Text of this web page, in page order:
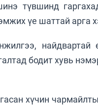
түвшинд
үе шаттай арга
найдвартай
бодит хувь
хүчин